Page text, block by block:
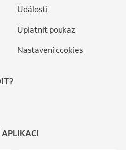
Události
Uplatnit poukaz
Nastavení cookies
APLIKACI